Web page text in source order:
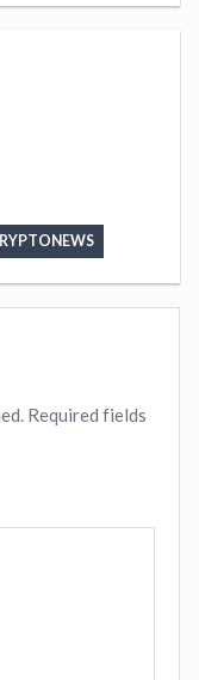
Required fields